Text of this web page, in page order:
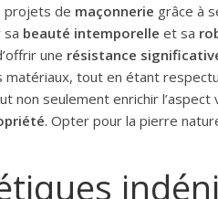
projets de maçonnerie grâce à
sa beauté intemporelle et sa
une résistance
tout en étant
non seulement enrichir l’aspect
. Opter pour la pierre